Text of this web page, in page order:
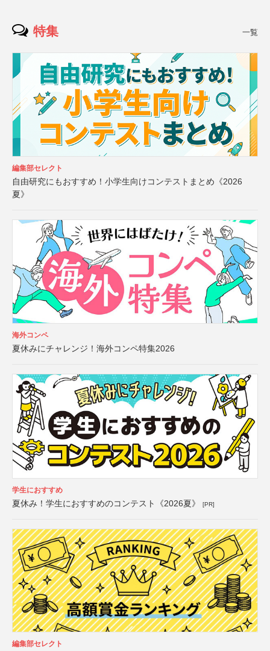
特集 一覧
編集部セレクト
自由研究にもおすすめ！小学生向けコンテストまとめ《2026
夏》
海外コンペ
夏休みにチャレンジ！海外コンペ特集2026
学生におすすめ
夏休み！学生におすすめのコンテスト《2026夏》 [PR]
編集部セレクト